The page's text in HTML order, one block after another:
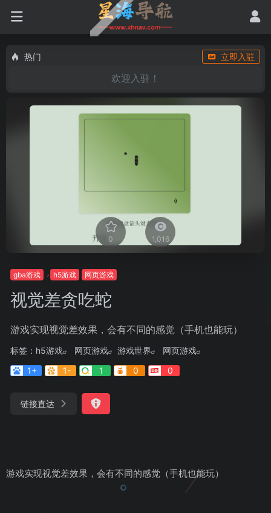
热门 立即入驻
欢迎入驻！
0 1,016
gba游戏 h5游戏 网页游戏
视觉差贪吃蛇
游戏实现视觉差效果，会有不同的感觉（手机也能玩）
标签： h5游戏 网页游戏 游戏世界
网页游戏
1+
1- 1 0 0
链接直达
游戏实现视觉差效果，会有不同的感觉（手机也能玩）